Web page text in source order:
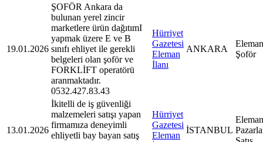
19.01.2026
ŞOFÖR Ankara da
bulunan yerel zincir
marketlere ürün dağıtımI
yapmak üzere E ve B
sınıfı ehliyet ile gerekli
belgeleri olan şoför ve
FORKLİFT operatörü
aranmaktadır.
0532.427.83.43
Hürriyet
Gazetesi
Eleman
İlanı
ANKARA
Şoför
13.01.2026
İkitelli de iş güvenliği
malzemeleri satışı yapan
firmamıza deneyimli
ehliyetli bay bayan satış
Hürriyet
Gazetesi
Eleman
İSTANBUL